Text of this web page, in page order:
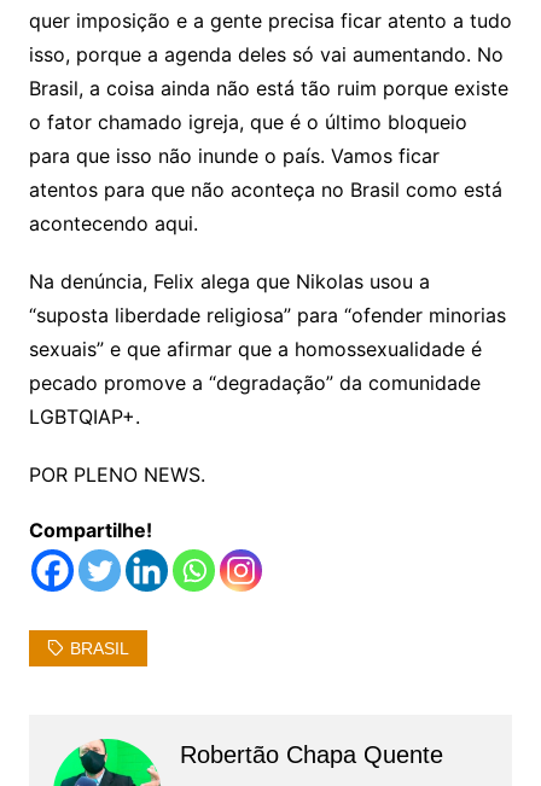
quer imposição e a gente precisa ficar atento a tudo
isso, porque a agenda deles só vai aumentando. No
Brasil, a coisa ainda não está tão ruim porque existe
o fator chamado igreja, que é o último bloqueio
para que isso não inunde o país. Vamos ficar
atentos para que não aconteça no Brasil como está
acontecendo aqui.
Na denúncia, Felix alega que Nikolas usou a
“suposta liberdade religiosa” para “ofender minorias
sexuais” e que afirmar que a homossexualidade é
pecado promove a “degradação” da comunidade
LGBTQIAP+.
POR PLENO NEWS.
Compartilhe!
BRASIL
Robertão Chapa Quente